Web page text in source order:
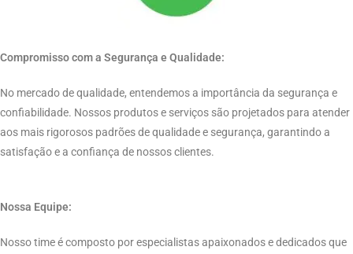
Compromisso com a Segurança e Qualidade:
No mercado de qualidade, entendemos a importância da segurança e
confiabilidade. Nossos produtos e serviços são projetados para atender
aos mais rigorosos padrões de qualidade e segurança, garantindo a
satisfação e a confiança de nossos clientes.
Nossa Equipe:
Nosso time é composto por especialistas apaixonados e dedicados que